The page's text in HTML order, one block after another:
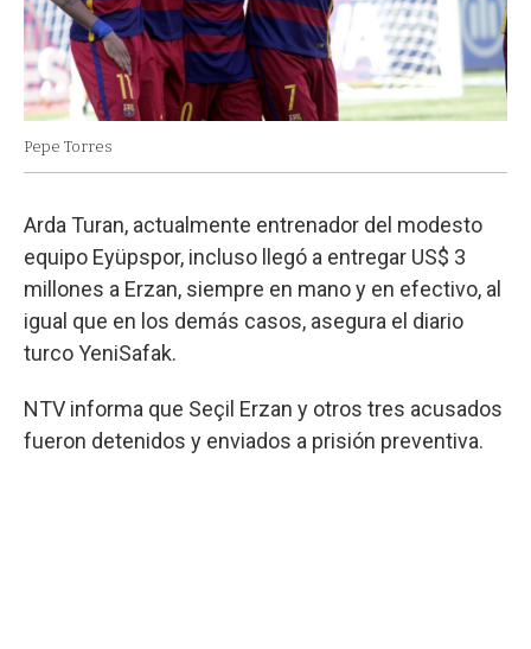
Pepe Torres
Arda Turan, actualmente entrenador del modesto
equipo Eyüpspor, incluso llegó a entregar US$ 3
millones a Erzan, siempre en mano y en efectivo, al
igual que en los demás casos, asegura el diario
turco YeniSafak.
NTV informa que Seçil Erzan y otros tres acusados
fueron detenidos y enviados a prisión preventiva.